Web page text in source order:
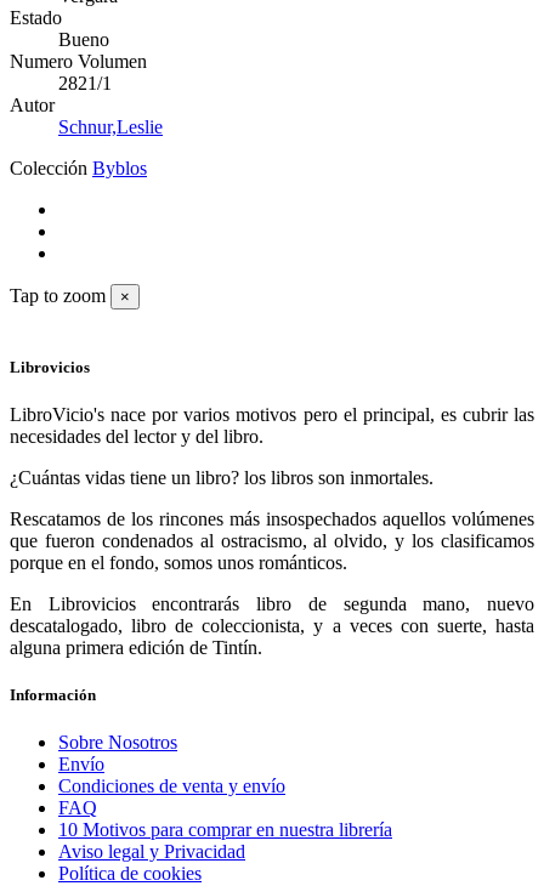
Estado
Bueno
Numero Volumen
2821/1
Autor
Schnur,Leslie
Colección Byblos
Tap to zoom ×
Librovicios
LibroVicio's nace por varios motivos pero el principal, es cubrir las
necesidades del lector y del libro.
¿Cuántas vidas tiene un libro? los libros son inmortales.
Rescatamos de los rincones más insospechados aquellos volúmenes
que fueron condenados al ostracismo, al olvido, y los clasificamos
porque en el fondo, somos unos románticos.
En Librovicios encontrarás libro de segunda mano, nuevo
descatalogado, libro de coleccionista, y a veces con suerte, hasta
alguna primera edición de Tintín.
Información
Sobre Nosotros
Envío
Condiciones de venta y envío
FAQ
10 Motivos para comprar en nuestra librería
Aviso legal y Privacidad
Política de cookies